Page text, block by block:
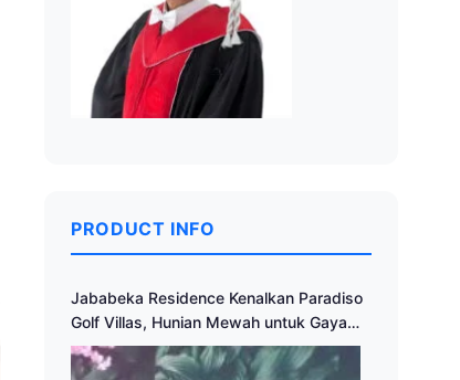
PRODUCT INFO
Jababeka Residence Kenalkan Paradiso
Golf Villas, Hunian Mewah untuk Gaya
Hidup Sehat dan Modern